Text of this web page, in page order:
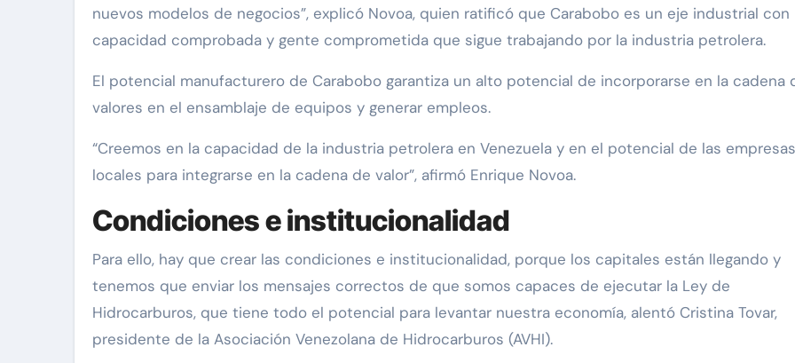
nuevos modelos de negocios”, explicó Novoa, quien ratificó que Carabobo es un eje industrial con
capacidad comprobada y gente comprometida que sigue trabajando por la industria petrolera.
El potencial manufacturero de Carabobo garantiza un alto potencial de incorporarse en la cadena
valores en el ensamblaje de equipos y generar empleos.
“Creemos en la capacidad de la industria petrolera en Venezuela y en el potencial de las empresas
locales para integrarse en la cadena de valor”, afirmó Enrique Novoa.
Condiciones e institucionalidad
Para ello, hay que crear las condiciones e institucionalidad, porque los capitales están llegando y
tenemos que enviar los mensajes correctos de que somos capaces de ejecutar la Ley de
Hidrocarburos, que tiene todo el potencial para levantar nuestra economía, alentó Cristina Tovar,
presidente de la Asociación Venezolana de Hidrocarburos (AVHI).